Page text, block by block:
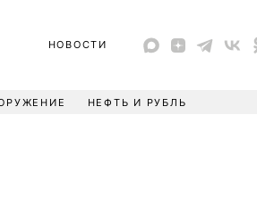
НОВОСТИ
НЕФТЬ И РУБЛЬ